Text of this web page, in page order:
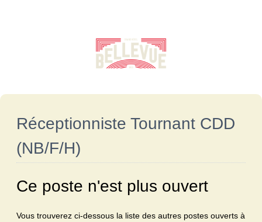
Réceptionniste Tournant CDD
(NB/F/H)
Ce poste n'est plus ouvert
Vous trouverez ci-dessous la liste des autres postes ouverts à